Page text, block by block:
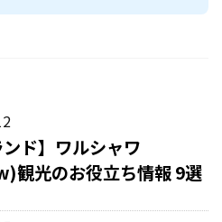
ンド】ワルシャワ
観光のお役立ち情報 9選